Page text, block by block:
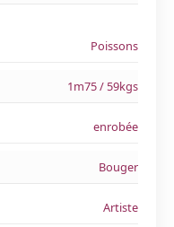
Poissons
1m75 / 59kgs
enrobée
Bouger
Artiste